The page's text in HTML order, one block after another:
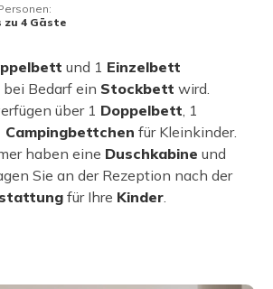
zu 4 Gäste
und 1 Einzelbett
Bedarf ein Stockbett wird.
über 1 Doppelbett , 1
Campingbettchen für Kleinkinder.
haben eine Duschkabine und
Sie an der Rezeption nach der
für Ihre Kinder